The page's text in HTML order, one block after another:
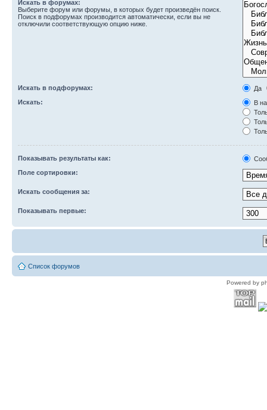
Искать в форумах:
Выберите форум или форумы, в которых будет произведён поиск.
Поиск в подфорумах производится автоматически, если вы не
отключили соответствующую опцию ниже.
Искать в подфорумах:
Да
Искать:
В
Показывать результаты как:
Поле сортировки:
Искать сообщения за:
Показывать первые:
Список форумов
Powered by